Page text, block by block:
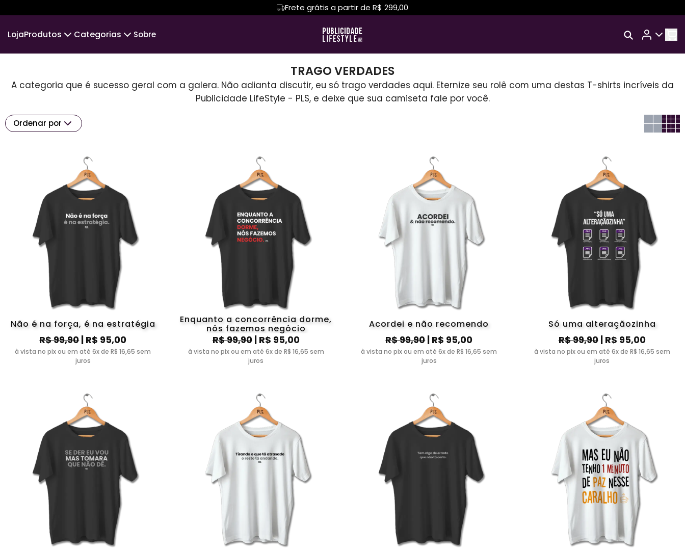
Frete grátis a partir de R$ 299,00
LojaProdutos
Suéter Moletom Body Infantil Camiseta Oversized
Categorias
CINE & MÚSICA POSTERS MY LIFE YEARBOOK
Sobre
Trocar Meu Pedido
TRAGO VERDADES
A categoria que é sucesso geral com a galera. Não adianta discutir, eu só trago verdades aqui. Eternize seu rolê com uma destas T-shirts incríveis da
Publicidade LifeStyle - PLS, e deixe que sua camiseta fale por você.
Ordenar por
Não é na força, é na estratégia
R$ 99,90| R$ 95,00
à vista no pix ou em até 6x de R$ 16,65 sem
juros
Enquanto a concorrência dorme,
nós fazemos negócio
R$ 99,90| R$ 95,00
à vista no pix ou em até 6x de R$ 16,65 sem
juros
Acordei e não recomendo
R$ 99,90| R$ 95,00
à vista no pix ou em até 6x de R$ 16,65 sem
juros
Só uma alteraçãozinha
R$ 99,90| R$ 95,00
à vista no pix ou em até 6x de R$ 16,65 sem
juros